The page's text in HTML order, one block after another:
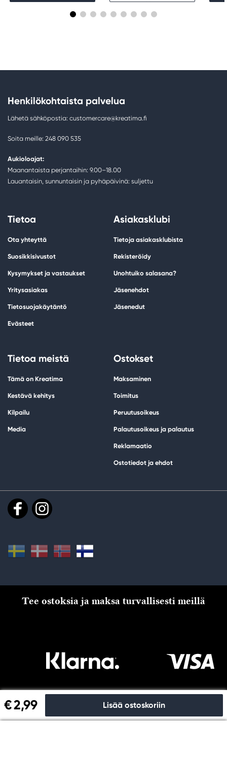
€ 2,99 Lisää ostoskoriin
Henkilökohtaista palvelua
Lähetä sähköpostia: customercare@kreatima.fi
Soita meille: 248 090 535
Aukioloajat:
Maanantaista perjantaihin: 9.00–18.00
Lauantaisin, sunnuntaisin ja pyhäpäivinä: suljettu
Tietoa
Ota yhteyttä
Suosikkisivustot
Kysymykset ja vastaukset
Yritysasiakas
Tietosuojakäytäntö
Evästeet
Asiakasklubi
Tietoja asiakasklubista
Rekisteröidy
Unohtuiko salasana?
Jäsenehdot
Jäsenedut
Tietoa meistä
Tämä on Kreatima
Kestävä kehitys
Kilpailu
Media
Ostokset
Maksaminen
Toimitus
Peruutusoikeus
Palautusoikeus ja palautus
Reklamaatio
Ostotiedot ja ehdot
Tee ostoksia ja maksa turvallisesti meillä